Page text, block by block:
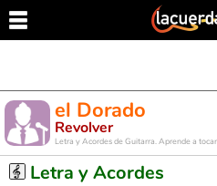
el Dorado
Revolver
Letra y Acordes de Guitarra. Aprende a
Letra y Acordes